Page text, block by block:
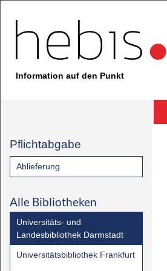
Information auf den Punkt
Pflichtabgabe
Ablieferung
Alle Bibliotheken
Universitäts- und
Landesbibliothek Darmstadt
Universitätsbibliothek Frankfurt